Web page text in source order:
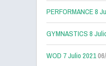
PERFORMANCE 8
GYMNASTICS 8
WOD 7 Julio 2021